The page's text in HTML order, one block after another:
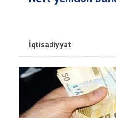
İqtisadiyyat